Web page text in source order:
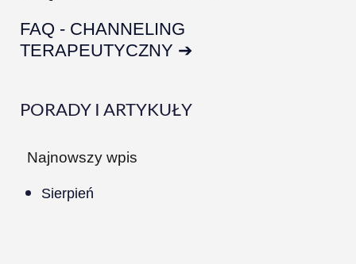
FAQ - CHANNELING
TERAPEUTYCZNY ➔
PORADY I ARTYKUŁY
Najnowszy wpis
Sierpień